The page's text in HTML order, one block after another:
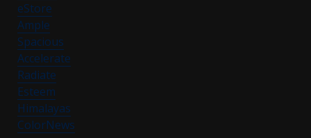
eStore
Ample
Spacious
Accelerate
Radiate
Esteem
Himalayas
ColorNews